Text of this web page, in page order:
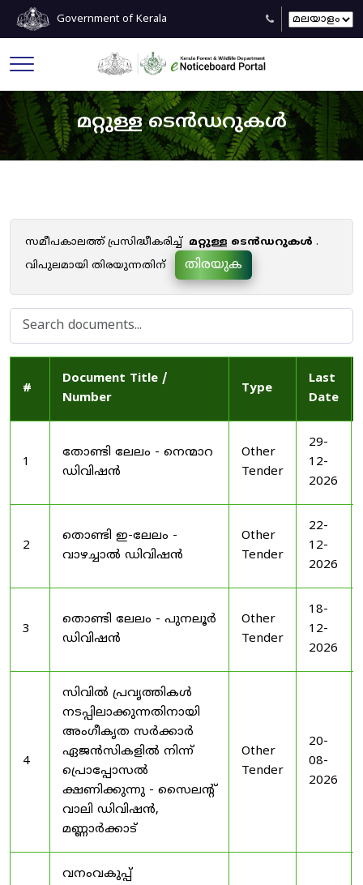
Government of Kerala
മറ്റുള്ള ടെൻഡറുകൾ
സമീപകാലത്ത് പ്രസിദ്ധീകരിച്ച് മറ്റുള്ള ടെൻഡറുകൾ .
വിപുലമായി തിരയുന്നതിന്
തിരയുക
#
Document Title /
Number
Type
Last
Date
1
തോണ്ടി ലേലം - നെന്മാറ
ഡിവിഷൻ
Other
Tender
29-
12-
2026
2
തൊണ്ടി ഇ-ലേലം -
വാഴച്ചാൽ ഡിവിഷൻ
Other
Tender
22-
12-
2026
3
തൊണ്ടി ലേലം - പുനലൂർ
ഡിവിഷൻ
Other
Tender
18-
12-
2026
4
സിവിൽ പ്രവൃത്തികൾ
നടപ്പിലാക്കുന്നതിനായി
അംഗീകൃത സർക്കാർ
ഏജൻസികളിൽ നിന്ന്
പ്രൊപ്പോസൽ
ക്ഷണിക്കുന്നു - സൈലന്റ്
വാലി ഡിവിഷൻ,
മണ്ണാർക്കാട്
Other
Tender
20-
08-
2026
വനംവകുപ്പ്